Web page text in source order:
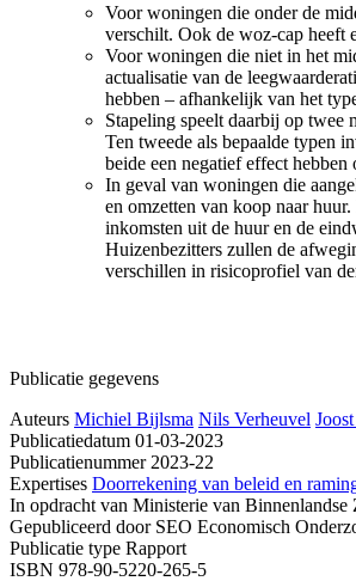
Voor woningen die onder de
verschilt. Ook de woz-cap heeft
Voor woningen die niet in het
actualisatie van de
hebben – afhankelijk van het
Stapeling speelt daarbij op twee
Ten tweede als bepaalde typen
beide een negatief effect
In geval van woningen die
en omzetten van koop naar
inkomsten uit de huur en de
Huizenbezitters zullen de
verschillen in risicoprofiel van
Publicatie gegevens
Auteurs Michiel Bijlsma Nils Verheuvel
Publicatiedatum 01-03-2023
Publicatienummer2023-22
Expertises Doorrekening van beleid en
In opdracht van Ministerie van
Gepubliceerd doorSEO Economisch
Publicatie type Rapport
ISBN 978-90-5220-265-5